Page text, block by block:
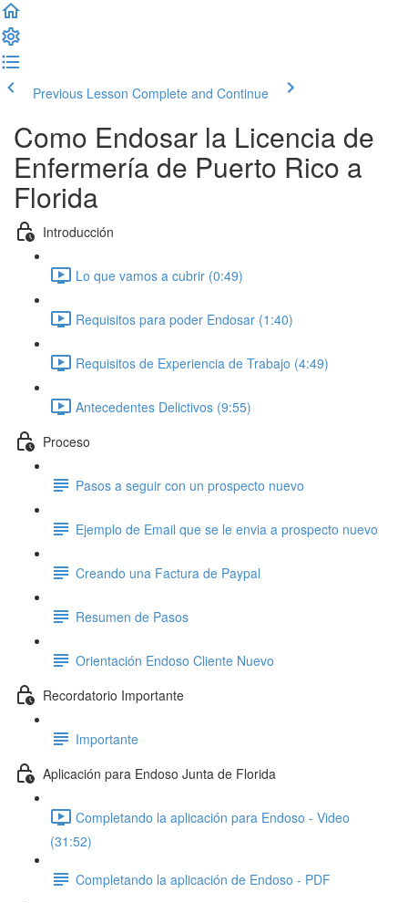
Previous Lesson Complete and Continue
Como Endosar la Licencia de
Enfermería de Puerto Rico a
Florida
Introducción
Lo que vamos a cubrir (0:49)
Requisitos para poder Endosar (1:40)
Requisitos de Experiencia de Trabajo (4:49)
Antecedentes Delictivos (9:55)
Proceso
Pasos a seguir con un prospecto nuevo
Ejemplo de Email que se le envia a prospecto nuevo
Creando una Factura de Paypal
Resumen de Pasos
Orientación Endoso Cliente Nuevo
Recordatorio Importante
Importante
Aplicación para Endoso Junta de Florida
Completando la aplicación para Endoso - Video
(31:52)
Completando la aplicación de Endoso - PDF